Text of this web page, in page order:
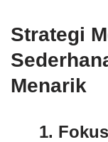
Strategi
Menarik
1.